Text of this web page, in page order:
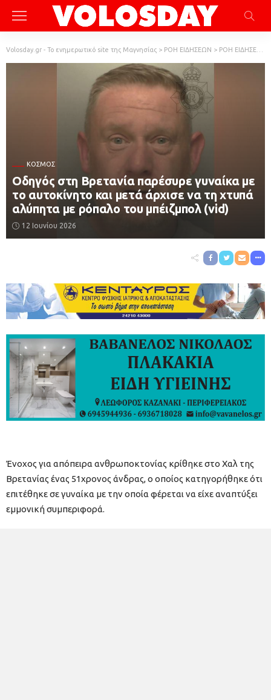
Volosday.gr - Το ενημερωτικό site της Μαγνησίας > ΡΟΗ ΕΙΔΗΣΕΩΝ > ΡΟΗ ΕΙΔΗΣΕΩΝ
ΚΌΣΜΟΣ
Οδηγός στη Βρετανία παρέσυρε γυναίκα με
το αυτοκίνητο και μετά άρχισε να τη χτυπά
αλύπητα με ρόπαλο του μπέιζμπολ (vid)
12 Ιουνίου 2026
Ένοχος για απόπειρα ανθρωποκτονίας κρίθηκε στο Χαλ της
Βρετανίας ένας 51χρονος άνδρας, ο οποίος κατηγορήθηκε ότι
επιτέθηκε σε γυναίκα με την οποία φέρεται να είχε αναπτύξει
εμμονική συμπεριφορά.